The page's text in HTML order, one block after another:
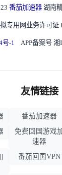
番茄加速器 湖南
专用网业务许可证
号-1 APP备案号 湘
友情链接
番茄加速器
免费回国游戏
速器
番茄回国VPN